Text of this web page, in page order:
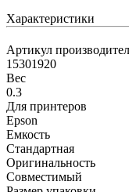
Характеристики
Артикул
15301920
Вес
0.3
Для принтеров
Epson
Емкость
Стандартная
Оригинальность
Совместимый